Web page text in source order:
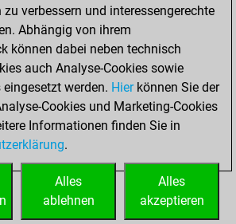
0
siebten
5
verbessern und interessengerechte
Abhängig von ihrem
können dabei neben technisch
auch Analyse-Cookies sowie
werden. Hierkönnen Sie der
Cookies und Marketing-Cookies
Informationen finden Sie in
.
Alles
akzeptieren
Alles
ablehnen